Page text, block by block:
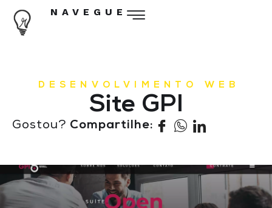
NAVEGUE
DESENVOLVIMENTO WEB
Site GPI
Gostou? Compartilhe: